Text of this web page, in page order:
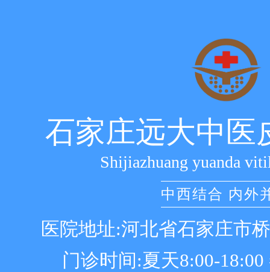
石家庄远大中医
Shijiazhuang yuanda
中西结合 内外
医院地址:河北省石家庄市
门诊时间:夏天8:00-18:00